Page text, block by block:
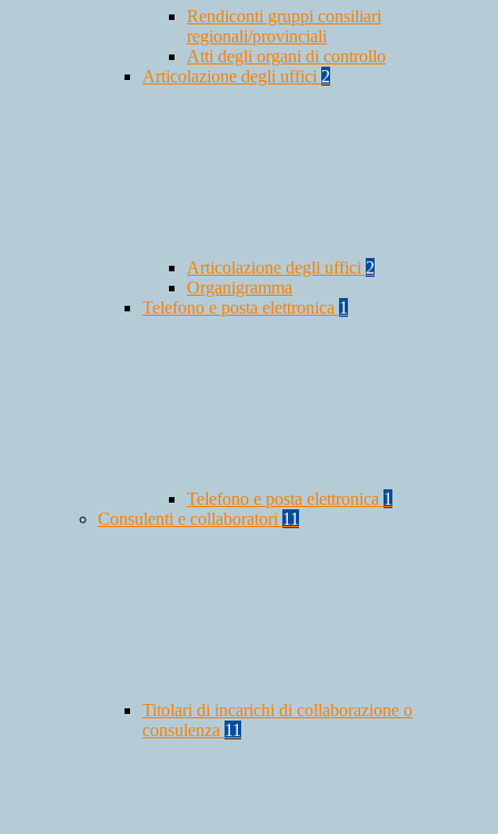
Rendiconti gruppi consiliari
regionali/provinciali
Atti degli organi di controllo
Articolazione degli uffici 2
Articolazione degli uffici 2
Organigramma
Telefono e posta elettronica 1
Telefono e posta elettronica 1
Consulenti e collaboratori 11
Titolari di incarichi di collaborazione o
consulenza 11